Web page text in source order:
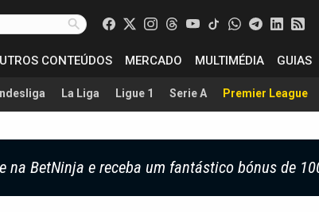
CONTEÚDOS MERCADO MULTIMÉDIA GUIAS
La Liga Ligue 1 Serie A Premier League
na BetNinja e receba um fantástico bónus de